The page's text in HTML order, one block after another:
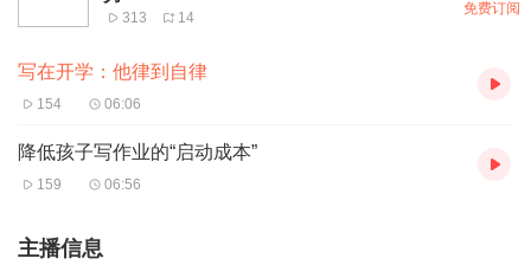
他律到自律，隔着习惯、能力、兴趣、目标、理想
……虽然
搭桥铺路。
好的学习习惯，在他律的帮助下，孩子才能养成习惯，形成
能力。先带他飞，他才能单飞，也才能飞好。
师，２０多年的工作，见惯了各种各样的父母与孩子。我发
313 14
免费订阅
写在开学：他律到自律
154 06:06
降低孩子写作业的“启动成本”
159 06:56
主播信息